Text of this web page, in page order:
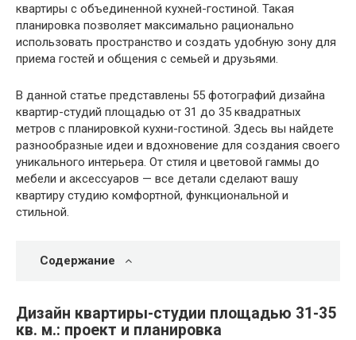
квартиры с объединенной кухней-гостиной. Такая
планировка позволяет максимально рационально
использовать пространство и создать удобную зону для
приема гостей и общения с семьей и друзьями.
В данной статье представлены 55 фотографий дизайна
квартир-студий площадью от 31 до 35 квадратных
метров с планировкой кухни-гостиной. Здесь вы найдете
разнообразные идеи и вдохновение для создания своего
уникального интерьера. От стиля и цветовой гаммы до
мебели и аксессуаров — все детали сделают вашу
квартиру студию комфортной, функциональной и
стильной.
Содержание
Дизайн квартиры-студии площадью 31-35
кв. м.: проект и планировка